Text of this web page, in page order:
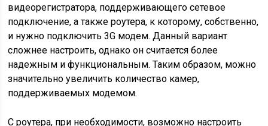
видеорегистратора, поддерживающего сетевое
подключение, а также роутера, к которому, собственно,
и нужно подключить 3G модем. Данный вариант
сложнее настроить, однако он считается более
надежным и функциональным. Таким образом, можно
значительно увеличить количество камер,
поддерживаемых модемом.
С роутера, при необходимости, возможно настроить